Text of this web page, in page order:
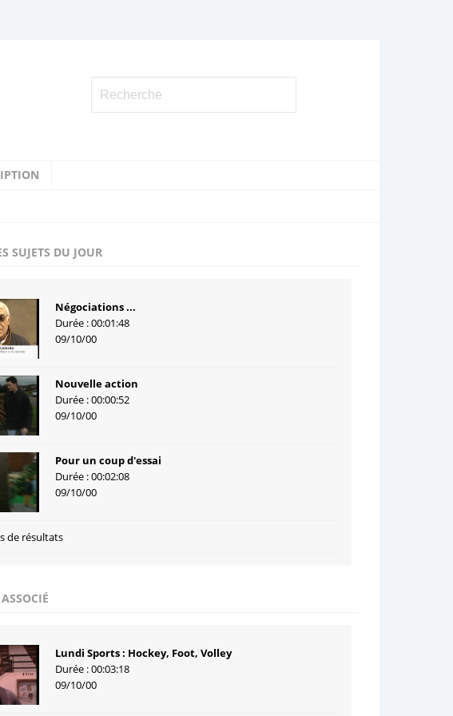
SUJETS DU JOUR
Négociations ...
Durée : 00:01:48
09/10/00
Nouvelle action
Durée : 00:00:52
09/10/00
Pour un coup d'essai
Durée : 00:02:08
09/10/00
résultats
Lundi Sports : Hockey, Foot, Volley
Durée : 00:03:18
09/10/00